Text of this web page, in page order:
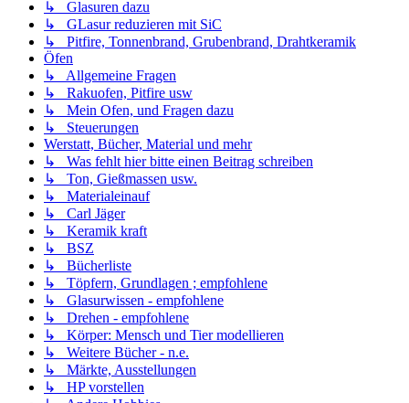
↳ Glasuren dazu
↳ GLasur reduzieren mit SiC
↳ Pitfire, Tonnenbrand, Grubenbrand, Drahtkeramik
Öfen
↳ Allgemeine Fragen
↳ Rakuofen, Pitfire usw
↳ Mein Ofen, und Fragen dazu
↳ Steuerungen
Werstatt, Bücher, Material und mehr
↳ Was fehlt hier bitte einen Beitrag schreiben
↳ Ton, Gießmassen usw.
↳ Materialeinauf
↳ Carl Jäger
↳ Keramik kraft
↳ BSZ
↳ Bücherliste
↳ Töpfern, Grundlagen ; empfohlene
↳ Glasurwissen - empfohlene
↳ Drehen - empfohlene
↳ Körper: Mensch und Tier modellieren
↳ Weitere Bücher - n.e.
↳ Märkte, Ausstellungen
↳ HP vorstellen